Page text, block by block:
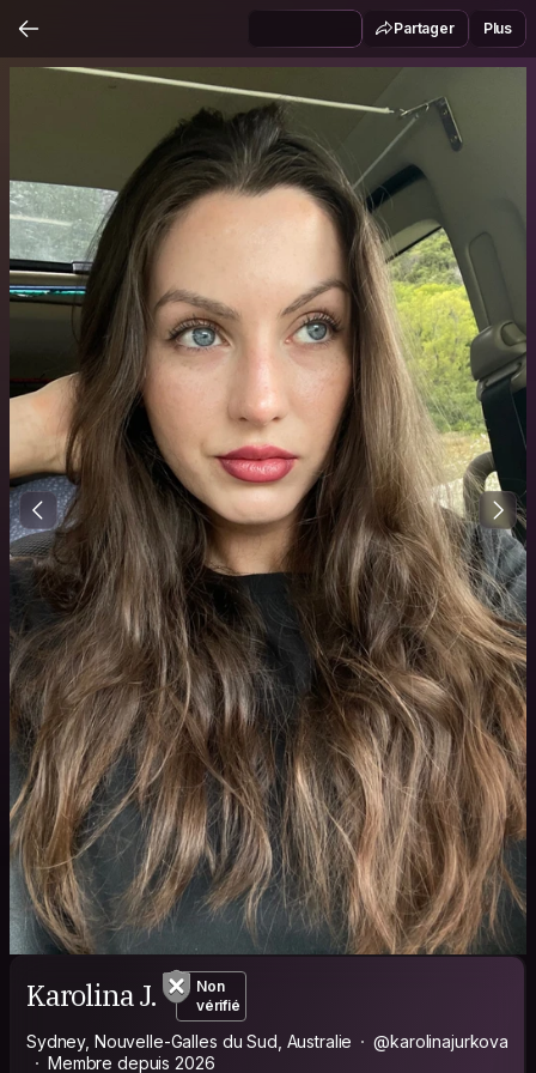
Partager Plus
Karolina J.
Non
vérifié
Sydney, Nouvelle-Galles du Sud, Australie
@karolinajurkova
Membre depuis 2026